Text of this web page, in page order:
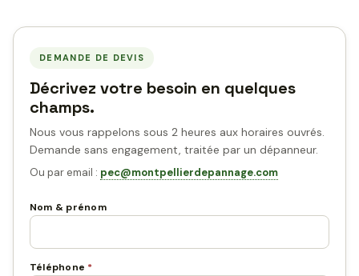
DEMANDE DE DEVIS
Décrivez votre besoin en quelques
champs.
Nous vous rappelons sous 2 heures aux horaires ouvrés.
Demande sans engagement, traitée par un dépanneur.
Ou par email : pec@montpellierdepannage.com
Nom & prénom
Téléphone *